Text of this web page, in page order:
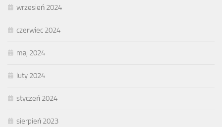
wrzesień 2024
czerwiec 2024
maj 2024
luty 2024
styczeń 2024
sierpień 2023